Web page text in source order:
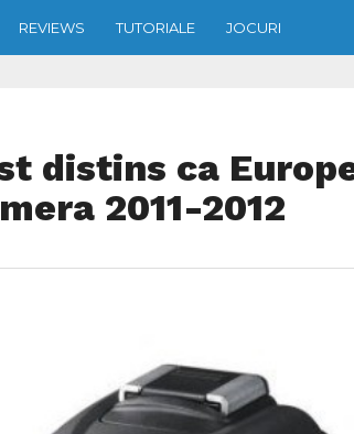
REVIEWS TUTORIALE JOCURI
distins ca
2011-2012